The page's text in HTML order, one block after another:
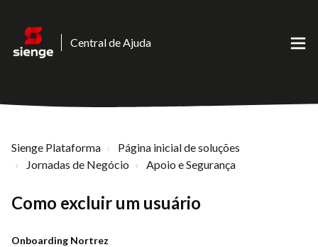
Central de Ajuda
Sienge Plataforma
Página inicial de soluções
Jornadas de Negócio
Apoio e Segurança
Como excluir um usuário
Onboarding Nortrez